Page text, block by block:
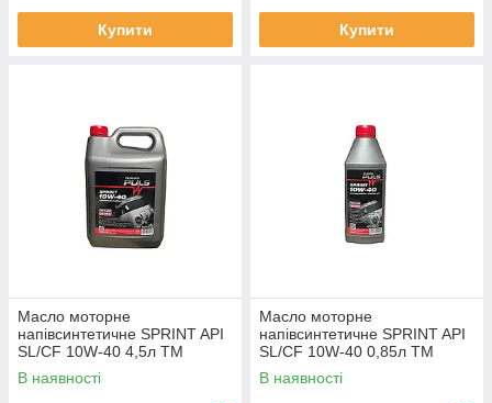
Купити Купити
Масло моторне
напівсинтетичне SPRINT API
SL/CF 10W-40 4,5л ТМ
TURBO PULS
В наявності
Масло моторне
напівсинтетичне SPRINT API
SL/CF 10W-40 0,85л ТМ
TURBO PULS
В наявності